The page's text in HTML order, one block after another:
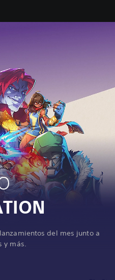
del mes junto a
más.